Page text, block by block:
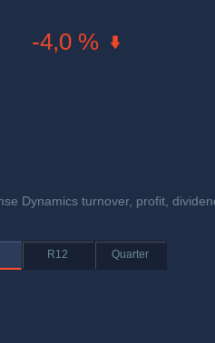
-4,0 %
Dynamics turnover, profit,
R12 Quarter